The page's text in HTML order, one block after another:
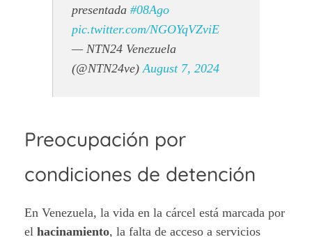
presentada #08Ago
pic.twitter.com/NGOYqVZviE
— NTN24 Venezuela
(@NTN24ve) August 7, 2024
Preocupación por
condiciones de detención
En Venezuela, la vida en la cárcel está marcada por
el hacinamiento, la falta de acceso a servicios